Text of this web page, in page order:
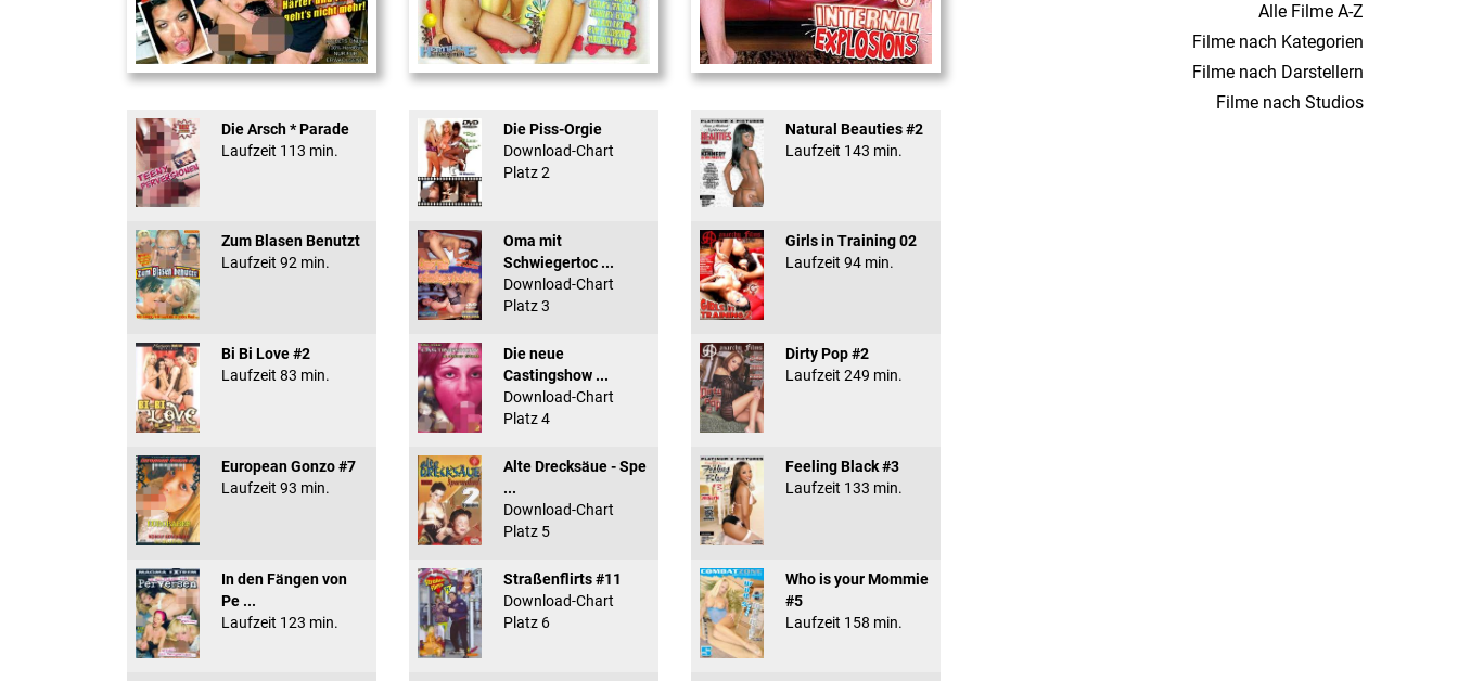
Fickt den Schlampen ...
Die Arsch * Parade
Laufzeit 113 min.
Zum Blasen Benutzt
Laufzeit 92 min.
Bi Bi Love #2
Laufzeit 83 min.
European Gonzo #7
Laufzeit 93 min.
In den Fängen von
Pe ...
Laufzeit 123 min.
18 And Confused #8 - ...
Die Piss-Orgie
Download-Chart
Platz 2
Oma mit
Schwiegertoc ...
Download-Chart
Platz 3
Die neue
Castingshow ...
Download-Chart
Platz 4
Alte Drecksäue - Spe
...
Download-Chart
Platz 5
Straßenflirts #11
Download-Chart
Platz 6
Internal Explosionen
Natural Beauties #2
Laufzeit 143 min.
Girls in Training 02
Laufzeit 94 min.
Dirty Pop #2
Laufzeit 249 min.
Feeling Black #3
Laufzeit 133 min.
Who is your Mommie
#5
Laufzeit 158 min.
Alle Filme A-Z
Filme nach Kategorien
Filme nach Darstellern
Filme nach Studios